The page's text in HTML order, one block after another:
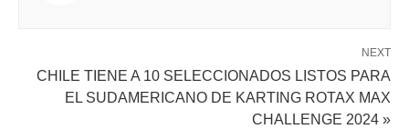
NEXT
CHILE TIENE A 10 SELECCIONADOS LISTOS PARA
EL SUDAMERICANO DE KARTING ROTAX MAX
CHALLENGE 2024 »